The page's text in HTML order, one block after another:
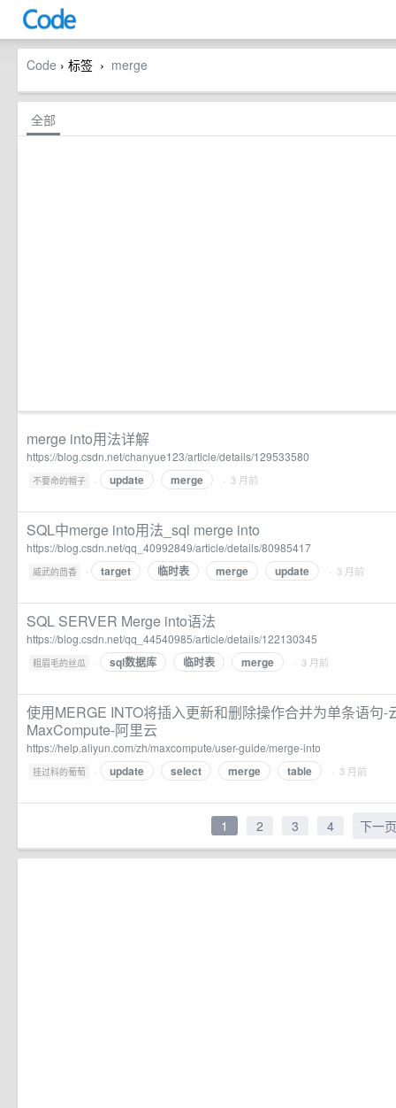
Code › 标签 › merge
全部
merge into用法详解
https://blog.csdn.net/chanyue123/article/details/129533580
不要命的帽子 · update merge · 3 月前
SQL中merge into用法_sql merge into
https://blog.csdn.net/qq_40992849/article/details/80985417
威武的茴香 · target 临时表 merge update · 3 月前
SQL SERVER Merge into语法
https://blog.csdn.net/qq_44540985/article/details/122130345
粗眉毛的丝瓜 · sql数据库 临时表 merge · 3 月前
使用MERGE INTO将插入更新和删除操作合并为单条语句-
MaxCompute-阿里云
https://help.aliyun.com/zh/maxcompute/user-guide/merge-into
挂过科的葡萄 · update select merge table · 3 月前
1 2 3 4 下一页